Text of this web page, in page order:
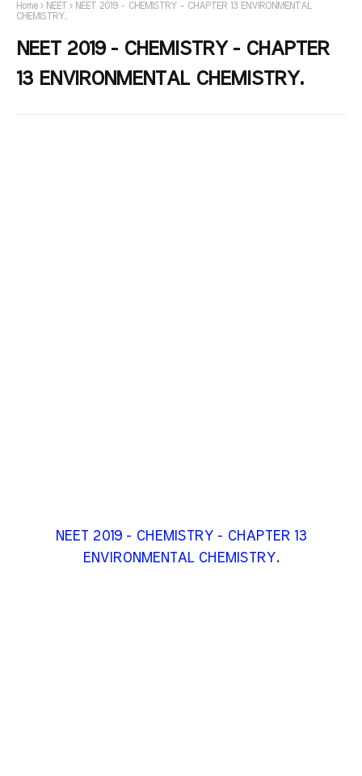
Home NEET
NEET 2019 - CHEMISTRY - CHAPTER 13 ENVIRONMENTAL
CHEMISTRY.
NEET 2019 - CHEMISTRY - CHAPTER
13 ENVIRONMENTAL CHEMISTRY.
NEET 2019 - CHEMISTRY - CHAPTER 13
ENVIRONMENTAL CHEMISTRY.